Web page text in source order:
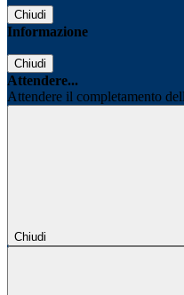
Chiudi
Informazione
Chiudi
Attendere...
Attendere il completamento
Chiudi